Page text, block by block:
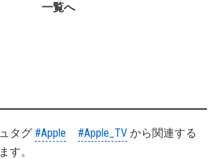
一覧へ
タグ #Apple #Apple_TV から関連する
す。